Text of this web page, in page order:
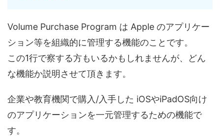
Volume Purchase Program は Apple のアプリケー
ション等を組織的に管理する機能のことです。
この1行で察する方もいるかもしれませんが、どん
な機能か説明させて頂きます。
企業や教育機関で購入/入手した iOSやiPadOS向け
のアプリケーションを一元管理するための機能で
す。